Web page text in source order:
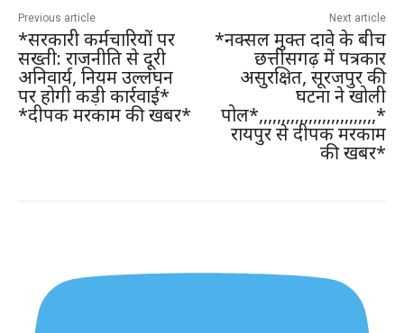
Previous article
*सरकारी कर्मचारियों पर
सख्ती: राजनीति से दूरी
अनिवार्य, नियम उल्लंघन
पर होगी कड़ी कार्रवाई*
*दीपक मरकाम की खबर*
Next article
*नक्सल मुक्त दावे के बीच
छत्तीसगढ़ में पत्रकार
असुरक्षित, सूरजपुर की
घटना ने खोली
पोल*,,,,,,,,,,,,,,,,,,,,,,,,,,*
रायपुर से दीपक मरकाम
की खबर*